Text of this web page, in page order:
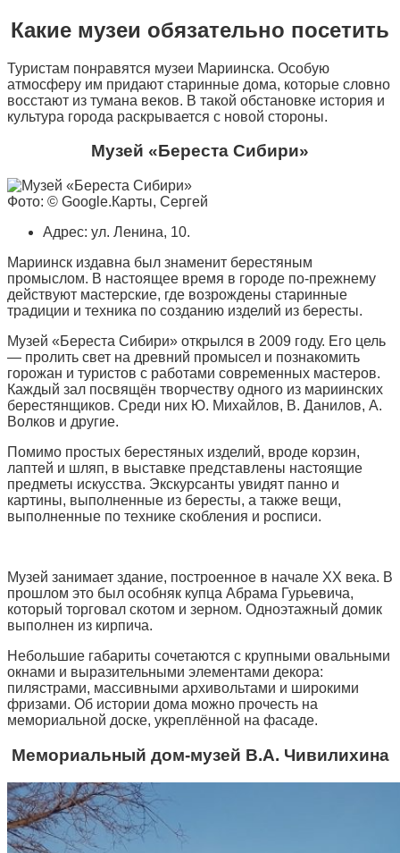
Какие музеи обязательно посетить
Туристам понравятся музеи Мариинска. Особую
атмосферу им придают старинные дома, которые словно
восстают из тумана веков. В такой обстановке история и
культура города раскрывается с новой стороны.
Музей «Береста Сибири»
Фото: © Google.Карты, Сергей
Адрес: ул. Ленина, 10.
Мариинск издавна был знаменит берестяным
промыслом. В настоящее время в городе по-прежнему
действуют мастерские, где возрождены старинные
традиции и техника по созданию изделий из бересты.
Музей «Береста Сибири» открылся в 2009 году. Его цель
— пролить свет на древний промысел и познакомить
горожан и туристов с работами современных мастеров.
Каждый зал посвящён творчеству одного из мариинских
берестянщиков. Среди них Ю. Михайлов, В. Данилов, А.
Волков и другие.
Помимо простых берестяных изделий, вроде корзин,
лаптей и шляп, в выставке представлены настоящие
предметы искусства. Экскурсанты увидят панно и
картины, выполненные из бересты, а также вещи,
выполненные по технике скобления и росписи.
Музей занимает здание, построенное в начале XX века. В
прошлом это был особняк купца Абрама Гурьевича,
который торговал скотом и зерном. Одноэтажный домик
выполнен из кирпича.
Небольшие габариты сочетаются с крупными овальными
окнами и выразительными элементами декора:
пилястрами, массивными архивольтами и широкими
фризами. Об истории дома можно прочесть на
мемориальной доске, укреплённой на фасаде.
Мемориальный дом-музей В.А. Чивилихина